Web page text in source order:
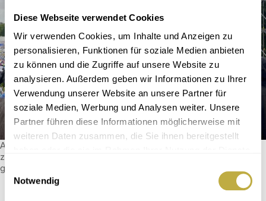
Diese Webseite verwendet Cookies
Wir verwenden Cookies, um Inhalte und Anzeigen zu
personalisieren, Funktionen für soziale Medien anbieten
zu können und die Zugriffe auf unsere Website zu
analysieren. Außerdem geben wir Informationen zu Ihrer
Verwendung unserer Website an unsere Partner für
soziale Medien, Werbung und Analysen weiter. Unsere
Partner führen diese Informationen möglicherweise mit
weiteren Daten zusammen, die Sie ihnen bereitgestellt
Einwilligungsauswahl
Notwendig
Alles eine Fra­ge der Aus­rüs­tung: Die Zuhörer:innen trot­
zen dem Regen wäh­rend eines Kon­zerts auf dem Sän­
ger­fest­platz © Elke Voel­ker